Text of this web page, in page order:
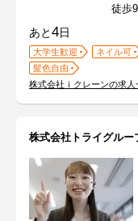
徒歩
あと4日
大学生歓迎 ネイル可
髪色自由
株式会社ｉクレーンの求人
株式会社トライグル